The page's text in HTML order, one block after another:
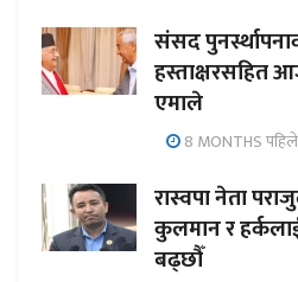
संसद
हस्ताक्षरसहित
एमाले
8 MONTHS पहिले
रास्वपा नेता
कुलमान र
बढ्छौँ